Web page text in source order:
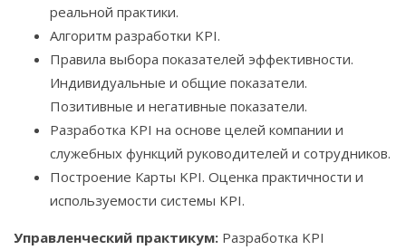
реальной практики.
Алгоритм разработки KPI.
Правила выбора показателей эффективности.
Индивидуальные и общие показатели.
Позитивные и негативные показатели.
Разработка KPI на основе целей компании и
служебных функций руководителей и сотрудников.
Построение Карты KPI. Оценка практичности и
используемости системы KPI.
Управленческий практикум: Разработка KPI